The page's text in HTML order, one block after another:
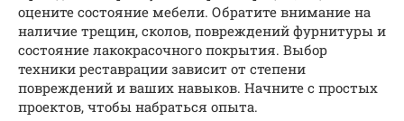
оцените состояние мебели. Обратите внимание на
наличие трещин, сколов, повреждений фурнитуры и
состояние лакокрасочного покрытия. Выбор
техники реставрации зависит от степени
повреждений и ваших навыков. Начните с простых
проектов, чтобы набраться опыта.